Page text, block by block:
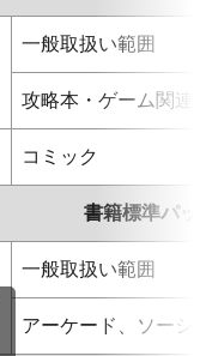
一般取扱い範囲
攻略本・ゲーム関連
コミック
書籍標準パッ
一般取扱い範囲
アーケード、ソーシ